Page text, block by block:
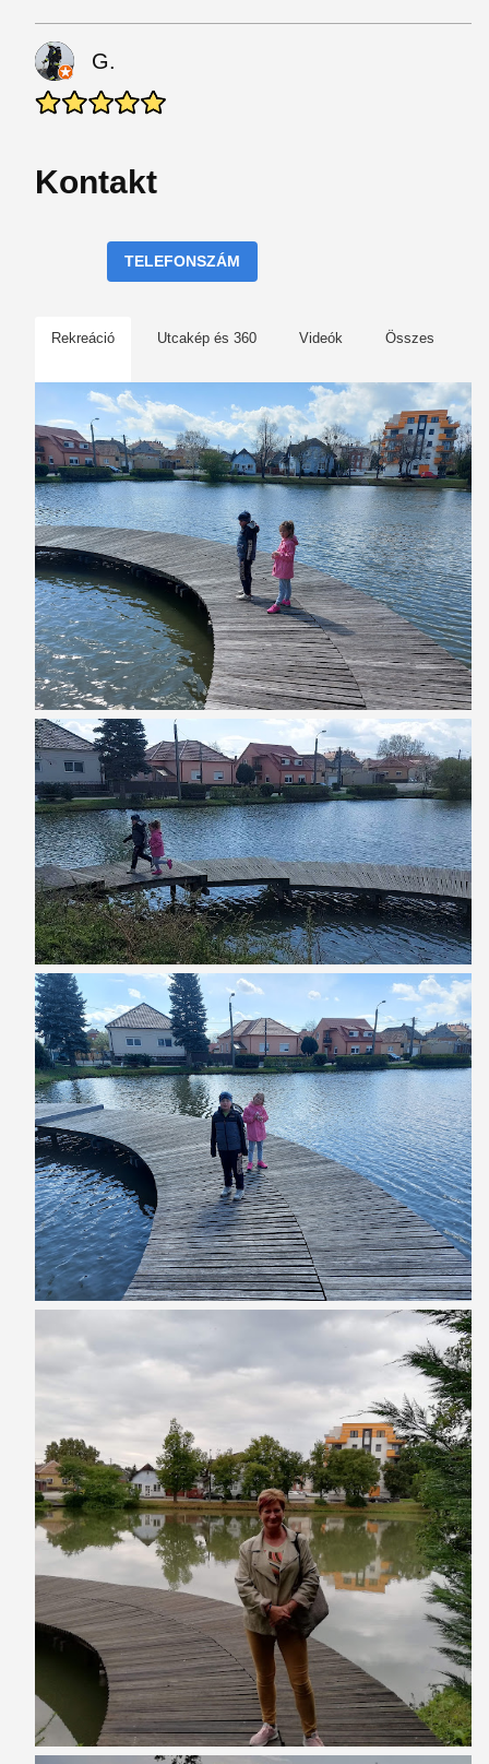
G.
Kontakt
TELEFONSZÁM
Rekreáció Utcakép és 360 Videók Összes